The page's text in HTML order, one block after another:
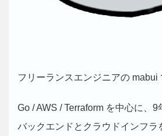
フリーランスエンジニアの mabui
Go / AWS / Terraform を中心に、9
バックエンドとクラウドインフラ